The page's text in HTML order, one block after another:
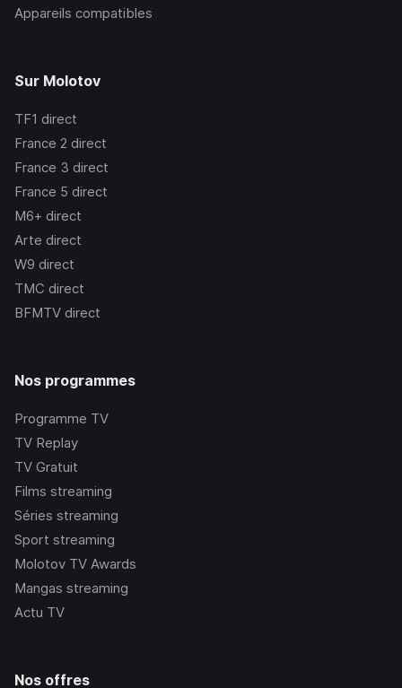
Appareils compatibles
Sur Molotov
TF1 direct
France 2 direct
France 3 direct
France 5 direct
M6+ direct
Arte direct
W9 direct
TMC direct
BFMTV direct
Nos programmes
Programme TV
TV Replay
TV Gratuit
Films streaming
Séries streaming
Sport streaming
Molotov TV Awards
Mangas streaming
Actu TV
Nos offres